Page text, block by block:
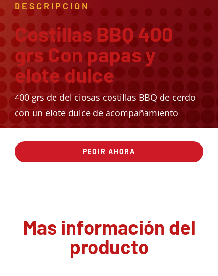
DESCRIPCION
Costillas BBQ 400
grs Con papas y
elote dulce
400 grs de deliciosas costillas BBQ de cerdo
con un elote dulce de acompañamiento
PEDIR AHORA
Mas información del
producto